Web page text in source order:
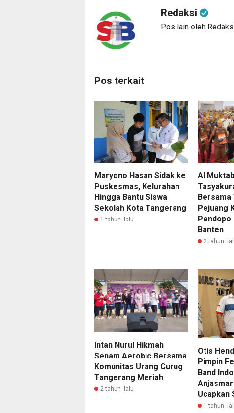
Redaksi
Pos lain oleh
Pos terkait
Maryono Hasan Sidak ke
Puskesmas, Kelurahan
Hingga Bantu Siswa
Sekolah Kota Tangerang
1 tahun lalu
Al
Bersama
Pejuang
Pendopo
Banten
2 tahun
Intan Nurul Hikmah
Senam Aerobic Bersama
Komunitas Urang Curug
Tangerang Meriah
2 tahun lalu
Otis
Pimpin
Band
Ucapkan
1 tahun